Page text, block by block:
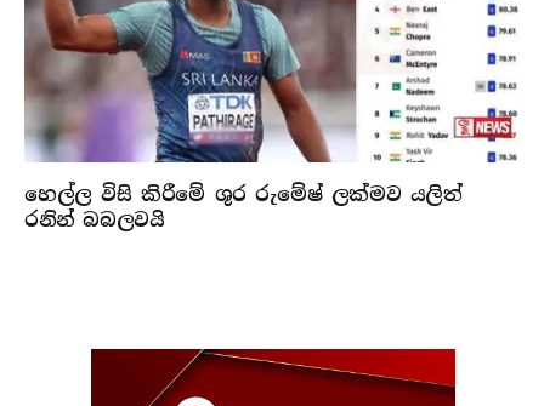
හෙල්ල විසි කිරීමේ ශුර රුමේෂ් ලක්මව යලිත්
රනින් බබලවයි